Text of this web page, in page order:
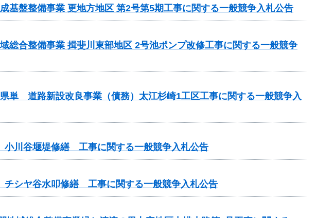
基盤整備事業 更地方地区 第2号第5期工事に関する一般競争入札公告
総合整備事業 揖斐川東部地区 2号池ポンプ改修工事に関する一般競争
単 道路新設改良事業（債務）太江杉崎1工区工事に関する一般競争入
小川谷堰堤修繕 工事に関する一般競争入札公告
チシヤ谷水叩修繕 工事に関する一般競争入札公告